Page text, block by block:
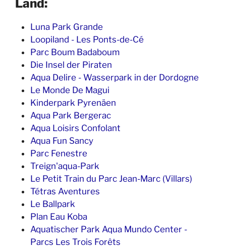
Land:
Luna Park Grande
Loopiland - Les Ponts-de-Cé
Parc Boum Badaboum
Die Insel der Piraten
Aqua Delire - Wasserpark in der Dordogne
Le Monde De Magui
Kinderpark Pyrenäen
Aqua Park Bergerac
Aqua Loisirs Confolant
Aqua Fun Sancy
Parc Fenestre
Treign'aqua-Park
Le Petit Train du Parc Jean-Marc (Villars)
Tétras Aventures
Le Ballpark
Plan Eau Koba
Aquatischer Park Aqua Mundo Center -
Parcs Les Trois Forêts